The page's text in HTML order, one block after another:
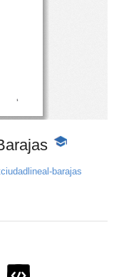
-
educativo
barajas